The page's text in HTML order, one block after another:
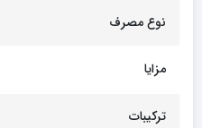
نوع مصرف
مزایا
ترکیبات